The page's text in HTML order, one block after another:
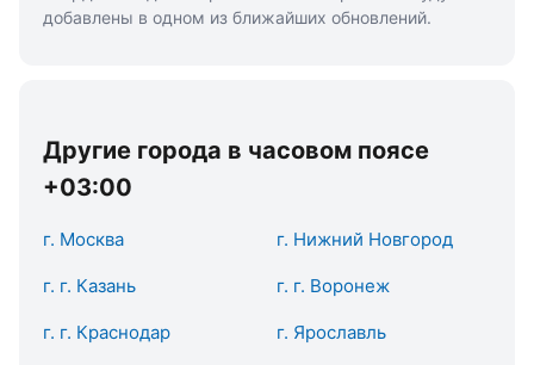
добавлены в одном из ближайших обновлений.
Другие города в часовом поясе
+03:00
г. Москва г. Нижний Новгород
г. г. Казань г. г. Воронеж
г. г. Краснодар г. Ярославль